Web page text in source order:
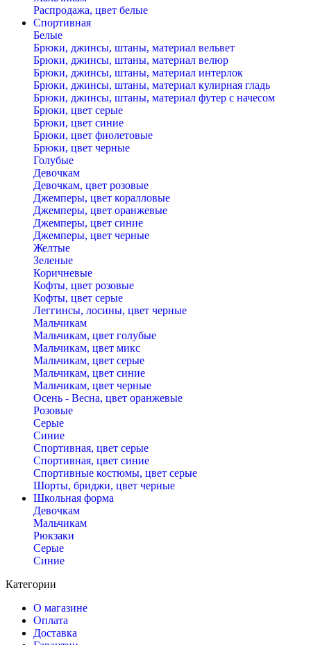
Распродажа, цвет белые
Спортивная
Белые
Брюки, джинсы, штаны, материал вельвет
Брюки, джинсы, штаны, материал велюр
Брюки, джинсы, штаны, материал интерлок
Брюки, джинсы, штаны, материал кулирная гладь
Брюки, джинсы, штаны, материал футер с начесом
Брюки, цвет серые
Брюки, цвет синие
Брюки, цвет фиолетовые
Брюки, цвет черные
Голубые
Девочкам
Девочкам, цвет розовые
Джемперы, цвет коралловые
Джемперы, цвет оранжевые
Джемперы, цвет синие
Джемперы, цвет черные
Желтые
Зеленые
Коричневые
Кофты, цвет розовые
Кофты, цвет серые
Леггинсы, лосины, цвет черные
Мальчикам
Мальчикам, цвет голубые
Мальчикам, цвет микс
Мальчикам, цвет серые
Мальчикам, цвет синие
Мальчикам, цвет черные
Осень - Весна, цвет оранжевые
Розовые
Серые
Синие
Спортивная, цвет серые
Спортивная, цвет синие
Спортивные костюмы, цвет серые
Шорты, бриджи, цвет черные
Школьная форма
Девочкам
Мальчикам
Рюкзаки
Серые
Синие
Категории
О магазине
Оплата
Доставка